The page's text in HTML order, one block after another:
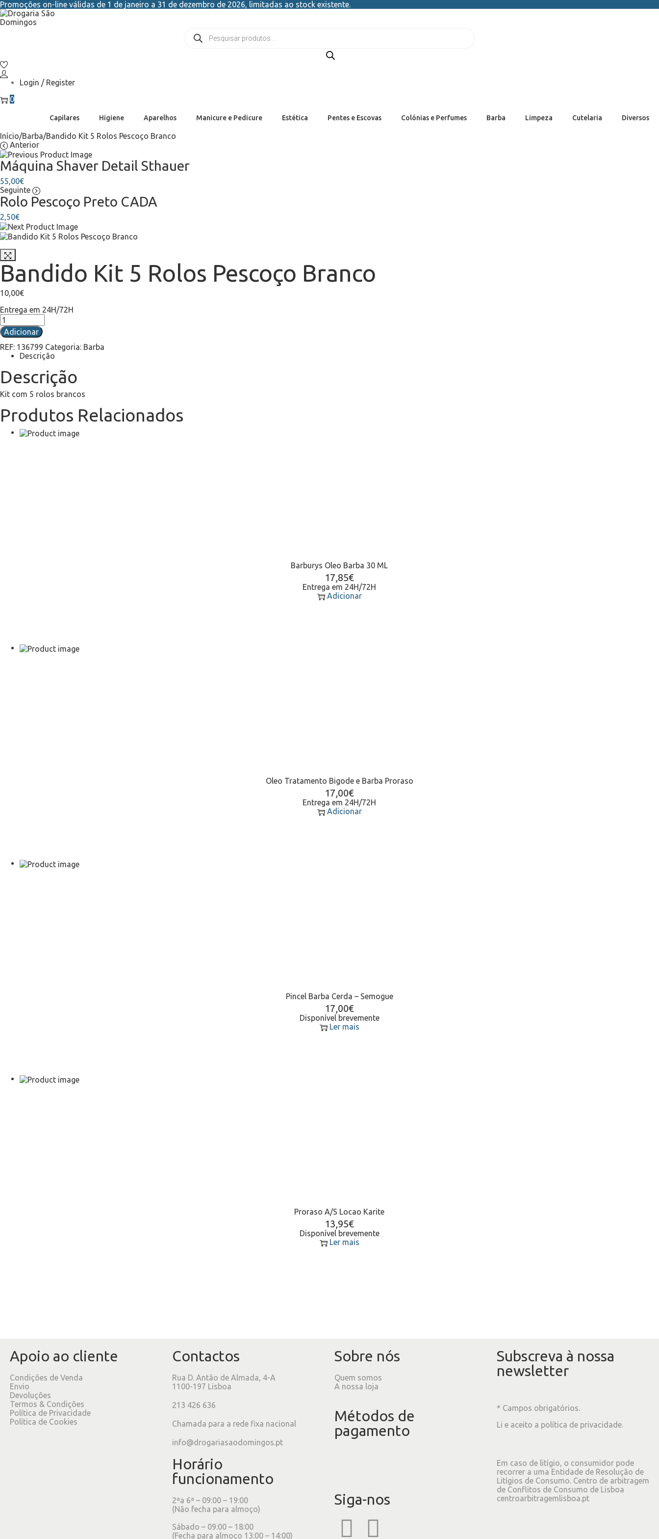
Promoções on-line válidas de 1 de janeiro a 31 de dezembro de 2026, limitadas ao stock existente.
Login / Register
0
Capilares Higiene Aparelhos Manicure e Pedicure Estética Pentes e Escovas Colónias e Perfumes Barba Limpeza Cutelaria Diversos
Início/Barba/Bandido Kit 5 Rolos Pescoço Branco
Anterior
Máquina Shaver Detail Sthauer
55,00€
Seguinte
Rolo Pescoço Preto CADA
2,50€
Bandido Kit 5 Rolos Pescoço Branco
10,00€
Entrega em 24H/72H
Adicionar
REF: 136799 Categoria: Barba
Descrição
Descrição
Kit com 5 rolos brancos
Produtos Relacionados
Barburys Oleo Barba 30 ML
17,85€
Entrega em 24H/72H
Adicionar
Oleo Tratamento Bigode e Barba Proraso
17,00€
Entrega em 24H/72H
Adicionar
Pincel Barba Cerda – Semogue
17,00€
Disponível brevemente
Ler mais
Proraso A/S Locao Karite
13,95€
Disponível brevemente
Ler mais
Apoio ao cliente
Condições de Venda
Envio
Devoluções
Termos & Condições
Política de Privacidade
Política de Cookies
Contactos
Rua D. Antão de Almada, 4-A
1100-197 Lisboa
213 426 636
Chamada para a rede fixa nacional
info@drogariasaodomingos.pt
Horário
funcionamento
2ªa 6ª – 09:00 – 19:00
(Não fecha para almoço)
Sábado – 09:00 – 18:00
(Fecha para almoço 13:00 – 14:00)
Sobre nós
Quem somos
A nossa loja
Métodos de
pagamento
Siga-nos
Subscreva à nossa
newsletter
* Campos obrigatórios.
Li e aceito a política de privacidade.
Em caso de litígio, o consumidor pode
recorrer a uma Entidade de Resolução de
Litígios de Consumo. Centro de arbitragem
de Conflitos de Consumo de Lisboa
centroarbitragemlisboa.pt